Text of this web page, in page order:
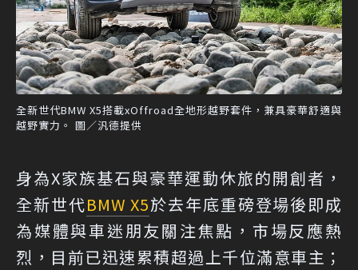
全新世代BMW X5搭載xOffroad全地形越野套件，兼具豪華舒適與
越野實力。 圖／汎德提供
身為X家族基石與豪華運動休旅的開創者，
全新世代BMW X5於去年底重磅登場後即成
為媒體與車迷朋友關注焦點，市場反應熱
烈，目前已迅速累積超過上千位滿意車主；